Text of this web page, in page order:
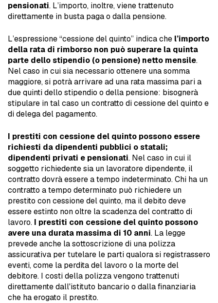
pensionati. L’importo, inoltre, viene trattenuto
direttamente in busta paga o dalla pensione.
L’espressione “cessione del quinto” indica che l’importo
della rata di rimborso non può superare la quinta
parte dello stipendio (o pensione) netto mensile.
Nel caso in cui sia necessario ottenere una somma
maggiore, si potrà arrivare ad una rata massima pari a
due quinti dello stipendio o della pensione: bisognerà
stipulare in tal caso un contratto di cessione del quinto e
di delega del pagamento.
I prestiti con cessione del quinto possono essere
richiesti da dipendenti pubblici o statali;
dipendenti privati e pensionati. Nel caso in cui il
soggetto richiedente sia un lavoratore dipendente, il
contratto dovrà essere a tempo indeterminato. Chi ha un
contratto a tempo determinato può richiedere un
prestito con cessione del quinto, ma il debito deve
essere estinto non oltre la scadenza del contratto di
lavoro. I prestiti con cessione del quinto possono
avere una durata massima di 10 anni. La legge
prevede anche la sottoscrizione di una polizza
assicurativa per tutelare le parti qualora si registrassero
eventi, come la perdita del lavoro o la morte del
debitore. I costi della polizza vengono trattenuti
direttamente dall'istituto bancario o dalla finanziaria
che ha erogato il prestito.